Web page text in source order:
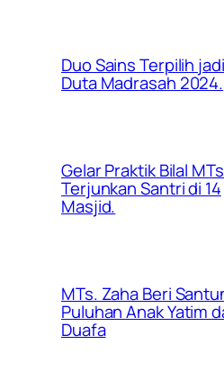
Duo Sains Terpilih jadi
Duta Madrasah 2024.
Gelar Praktik Bilal
Terjunkan Santri di 14
Masjid.
MTs. Zaha Beri
Puluhan Anak Yatim
Duafa